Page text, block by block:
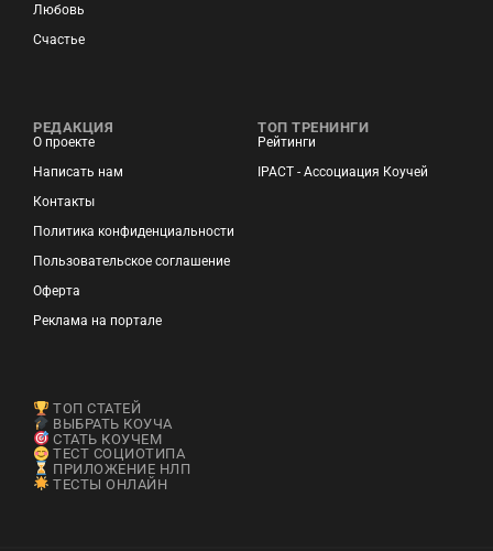
Любовь
Счастье
РЕДАКЦИЯ
О проекте
Написать нам
Контакты
Политика конфиденциальности
Пользовательское соглашение
Оферта
Реклама на портале
ТОП ТРЕНИНГИ
Рейтинги
IPACT - Ассоциация Коучей
ТОП СТАТЕЙ
ВЫБРАТЬ КОУЧА
СТАТЬ КОУЧЕМ
ТЕСТ СОЦИОТИПА
ПРИЛОЖЕНИЕ НЛП
ТЕСТЫ ОНЛАЙН